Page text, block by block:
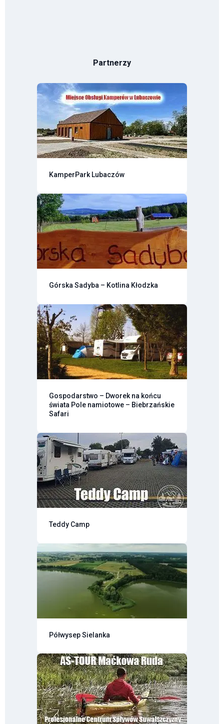
Partnerzy
KamperPark Lubaczów
Górska Sadyba – Kotlina Kłodzka
Gospodarstwo – Dworek na końcu
świata Pole namiotowe – Biebrzańskie
Safari
Teddy Camp
Półwysep Sielanka